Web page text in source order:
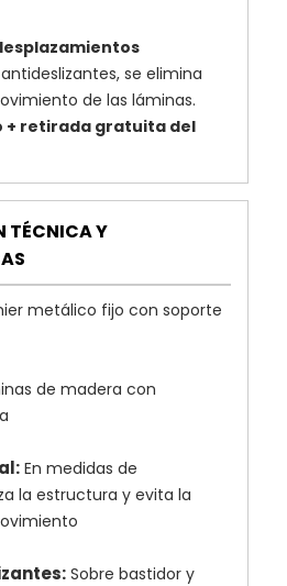
se elimina
de las láminas.
+ retirada gratuita del
TÉCNICA Y
metálico fijo con soporte
de madera con
En medidas de
la estructura y evita la
Sobre bastidor y